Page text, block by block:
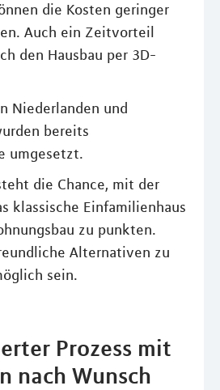
die Kosten geringer
Auch ein Zeitvorteil
den Hausbau per 3D-
Niederlanden und
bereits
umgesetzt.
die Chance, mit der
klassische Einfamilienhaus
zu punkten.
Alternativen zu
sein.
Prozess mit
nach Wunsch